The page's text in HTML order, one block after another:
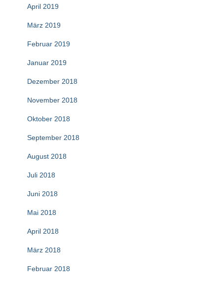
April 2019
März 2019
Februar 2019
Januar 2019
Dezember 2018
November 2018
Oktober 2018
September 2018
August 2018
Juli 2018
Juni 2018
Mai 2018
April 2018
März 2018
Februar 2018